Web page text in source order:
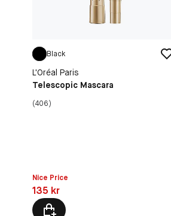
Black
L'Oréal Paris
Telescopic Mascara
(406)
Nice Price
Pris: 135 kr
135 kr